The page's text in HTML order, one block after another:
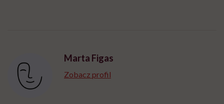
Marta Figas
Zobacz profil